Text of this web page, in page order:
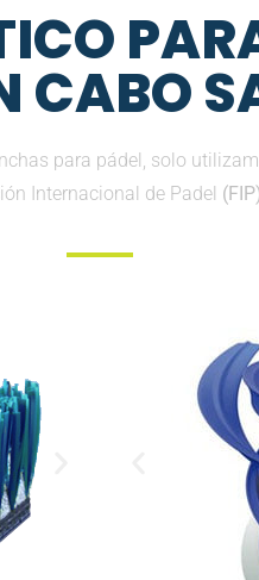
CABO
para pádel, solo
Internacional de Padel